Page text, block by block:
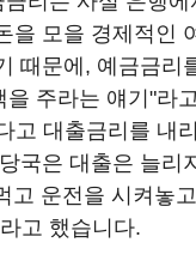
을 모을 경제적인
때문에, 예금금리
을 주라는 얘기"라
고 대출금리를 내
국은 대출은 늘리
고 운전을 시켜놓
고 했습니다.